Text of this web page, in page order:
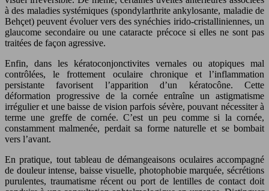
à des maladies systémiques (spondylarthrite ankylosante, maladie de
Behçet) peuvent évoluer vers des synéchies irido-cristalliniennes, un
glaucome secondaire ou une cataracte précoce si elles ne sont pas
traitées de façon agressive.
Enfin, dans les kératoconjonctivites vernales ou atopiques mal
contrôlées, le frottement oculaire chronique et l’inflammation
persistante favorisent l’apparition d’un kératocône. Cette
déformation progressive de la cornée entraîne un astigmatisme
irrégulier et une baisse de vision parfois sévère, pouvant nécessiter à
terme une greffe de cornée. C’est un peu comme si la cornée,
constamment malmenée, perdait sa forme naturelle et se bombait
vers l’avant.
En pratique, tout tableau de démangeaisons oculaires accompagné
de douleur intense, baisse visuelle, photophobie marquée, sécrétions
purulentes, traumatisme récent ou port de lentilles de contact doit